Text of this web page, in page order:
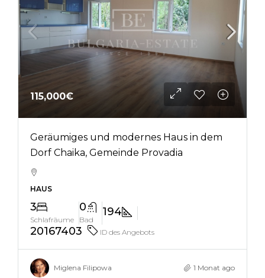
115,000€
Geräumiges und modernes Haus in dem
Dorf Chaika, Gemeinde Provadia
HAUS
3
Schlafräume
0
Bad
194
20167403
ID des Angebots
Miglena Filipowa 1 Monat ago